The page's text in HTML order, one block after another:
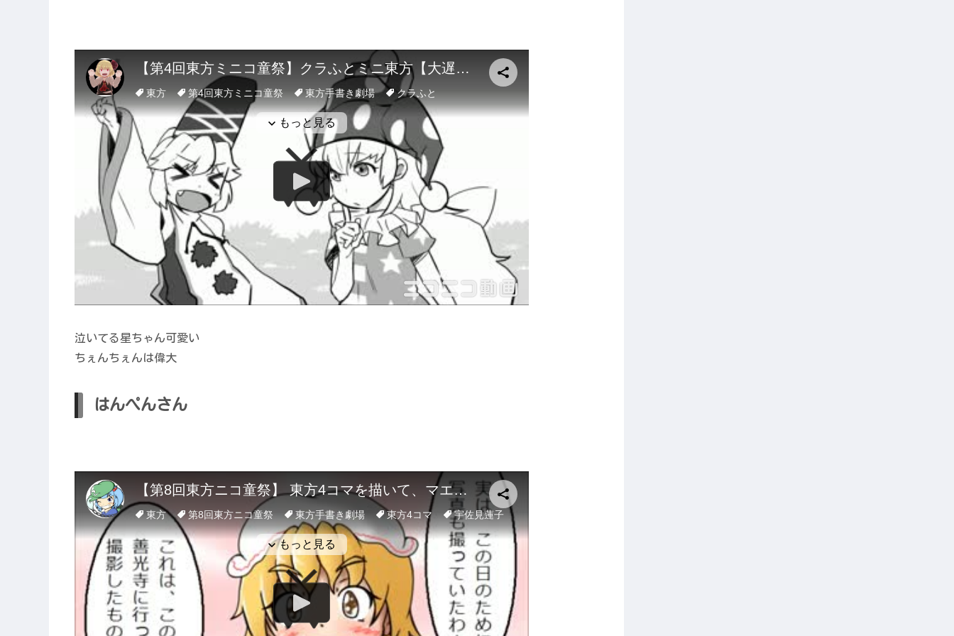
泣いてる星ちゃん可愛い
ちぇんちぇんは偉大
はんぺんさん